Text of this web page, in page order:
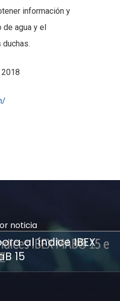
información y
de agua y el
2018
noticia
al índice IBEX
15